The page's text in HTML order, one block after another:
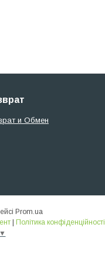
и Обмен
Prom.ua
| Політика конфіденційності
▼